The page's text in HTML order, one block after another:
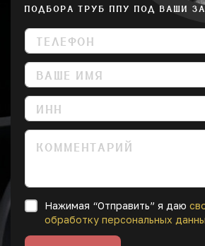
ПОДБОРА ТРУБ ППУ ПОД ВАШИ
Нажимая “Отправить” я даю
обработку персональных